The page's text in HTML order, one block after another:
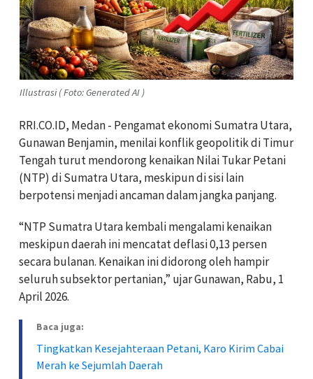
Illustrasi ( Foto: Generated AI )
RRI.CO.ID, Medan - Pengamat ekonomi Sumatra Utara,
Gunawan Benjamin, menilai konflik geopolitik di Timur
Tengah turut mendorong kenaikan Nilai Tukar Petani
(NTP) di Sumatra Utara, meskipun di sisi lain
berpotensi menjadi ancaman dalam jangka panjang.
“NTP Sumatra Utara kembali mengalami kenaikan
meskipun daerah ini mencatat deflasi 0,13 persen
secara bulanan. Kenaikan ini didorong oleh hampir
seluruh subsektor pertanian,” ujar Gunawan, Rabu, 1
April 2026.
Baca juga:
Tingkatkan Kesejahteraan Petani, Karo Kirim Cabai
Merah ke Sejumlah Daerah